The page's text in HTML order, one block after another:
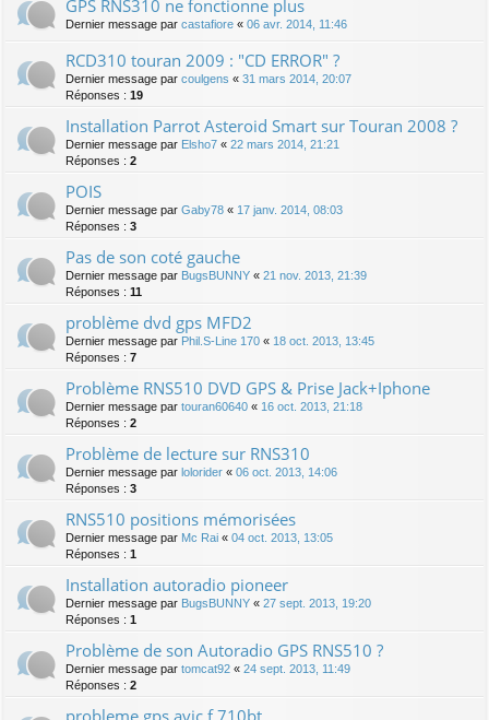
GPS RNS310 ne fonctionne plus
Dernier message par castafiore « 06 avr. 2014, 11:46
RCD310 touran 2009 : "CD ERROR" ?
Dernier message par coulgens « 31 mars 2014, 20:07
Réponses : 19
Installation Parrot Asteroid Smart sur Touran 2008 ?
Dernier message par Elsho7 « 22 mars 2014, 21:21
Réponses : 2
POIS
Dernier message par Gaby78 « 17 janv. 2014, 08:03
Réponses : 3
Pas de son coté gauche
Dernier message par BugsBUNNY « 21 nov. 2013, 21:39
Réponses : 11
problème dvd gps MFD2
Dernier message par Phil.S-Line 170 « 18 oct. 2013, 13:45
Réponses : 7
Problème RNS510 DVD GPS & Prise Jack+Iphone
Dernier message par touran60640 « 16 oct. 2013, 21:18
Réponses : 2
Problème de lecture sur RNS310
Dernier message par lolorider « 06 oct. 2013, 14:06
Réponses : 3
RNS510 positions mémorisées
Dernier message par Mc Rai « 04 oct. 2013, 13:05
Réponses : 1
Installation autoradio pioneer
Dernier message par BugsBUNNY « 27 sept. 2013, 19:20
Réponses : 1
Problème de son Autoradio GPS RNS510 ?
Dernier message par tomcat92 « 24 sept. 2013, 11:49
Réponses : 2
probleme gps avic f 710bt